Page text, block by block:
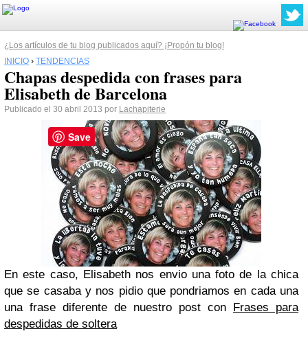
¿Los artículos de tu blog publicados aquí? ¡Propón tu blog!
INICIO › TENDENCIAS
Chapas despedida con frases para
Elisabeth de Barcelona
Publicado el 30 abril 2013 por Lachapiterie
En este caso, Elisabeth nos envio una foto de la chica
que se casaba y nos pidio que pondriamos en cada una
una frase diferente de nuestro post con Frases para
despedidas de soltera
Save